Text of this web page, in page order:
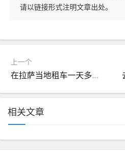
请以链接形式注明文章出处。
上一个
在拉萨当地租车一天多少钱？拉萨本地租车价格查询
相关文章